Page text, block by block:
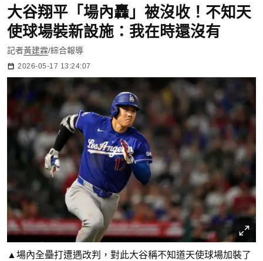
大谷翔平「場內轟」被沒收！不知天
使球場裝新設施：我在時還沒有
記者黃建霖/綜合報導
2026-05-17 13:24:07
▲場內全壘打遭遇改判，對此大谷稱不知道天使球場加裝了